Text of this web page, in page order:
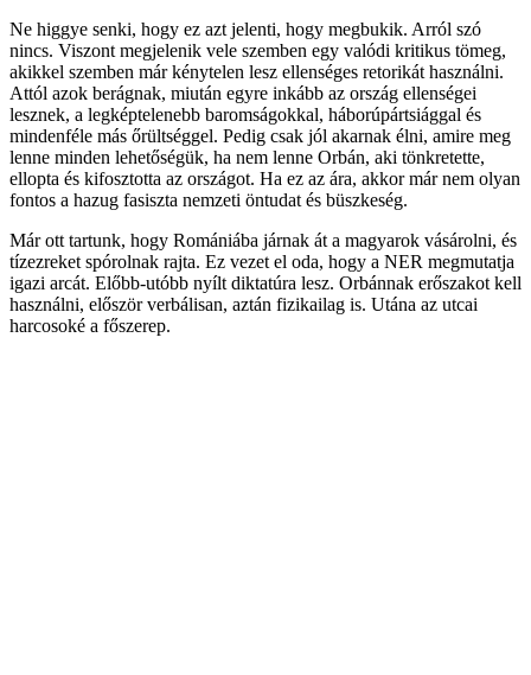
Ne higgye senki, hogy ez azt jelenti, hogy megbukik. Arról szó
nincs. Viszont megjelenik vele szemben egy valódi kritikus tömeg,
akikkel szemben már kénytelen lesz ellenséges retorikát használni.
Attól azok berágnak, miután egyre inkább az ország ellenségei
lesznek, a legképtelenebb baromságokkal, háborúpártsiággal és
mindenféle más őrültséggel. Pedig csak jól akarnak élni, amire meg
lenne minden lehetőségük, ha nem lenne Orbán, aki tönkretette,
ellopta és kifosztotta az országot. Ha ez az ára, akkor már nem olyan
fontos a hazug fasiszta nemzeti öntudat és büszkeség.
Már ott tartunk, hogy Romániába járnak át a magyarok vásárolni, és
tízezreket spórolnak rajta. Ez vezet el oda, hogy a NER megmutatja
igazi arcát. Előbb-utóbb nyílt diktatúra lesz. Orbánnak erőszakot kell
használni, először verbálisan, aztán fizikailag is. Utána az utcai
harcosoké a főszerep.